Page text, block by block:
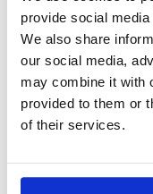
provide social
We also share
our social media,
may combine it with
provided to them or
of their services.
Salary:from 14,99€/h